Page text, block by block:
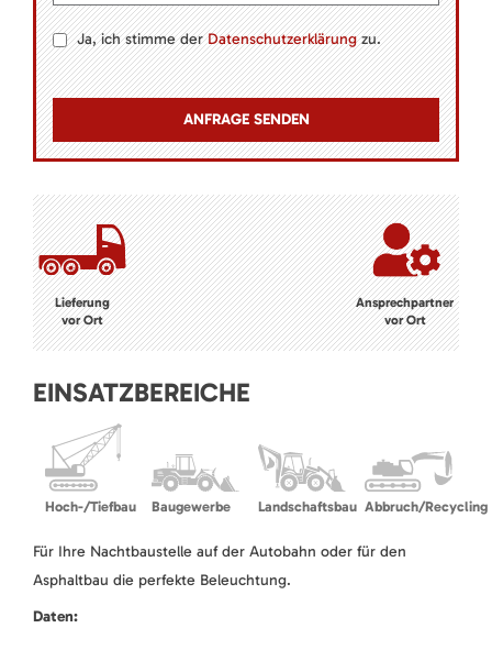
Ja, ich stimme derDatenschutzerklärungzu.
Lieferung
vor Ort
Ansprechpartner
vor Ort
EINSATZBEREICHE
Hoch-/Tiefbau Baugewerbe Landschaftsbau Abbruch/Recycling
Für Ihre Nachtbaustelle auf der Autobahn oder für den
Asphaltbau die perfekte Beleuchtung.
Daten: